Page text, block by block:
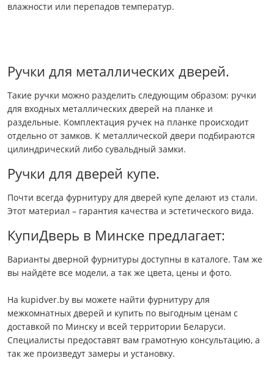
влажности или перепадов температур.
Ручки для металлических дверей.
Такие ручки можно разделить следующим образом: ручки
для входных металлических дверей на планке и
раздельные. Комплектация ручек на планке происходит
отдельно от замков. К металлической двери подбираются
цилиндрический либо сувальдный замки.
Ручки для дверей купе.
Почти всегда фурнитуру для дверей купе делают из стали.
Этот материал – гарантия качества и эстетического вида.
КупиДверь в Минске предлагает:
Варианты дверной фурнитуры доступны в каталоге. Там же
вы найдёте все модели, а так же цвета, цены и фото.
На kupidver.by вы можете найти фурнитуру для
межкомнатных дверей и купить по выгодным ценам с
доставкой по Минску и всей территории Беларуси.
Специалисты предоставят вам грамотную консультацию, а
так же произведут замеры и установку.